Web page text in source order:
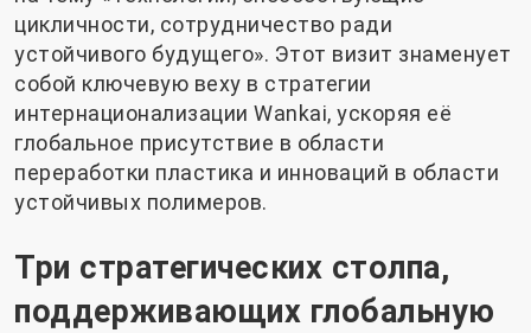
цикличности, сотрудничество ради
устойчивого будущего». Этот визит знаменует
собой ключевую веху в стратегии
интернационализации Wankai, ускоряя её
глобальное присутствие в области
переработки пластика и инноваций в области
устойчивых полимеров.
Три стратегических столпа,
поддерживающих глобальную